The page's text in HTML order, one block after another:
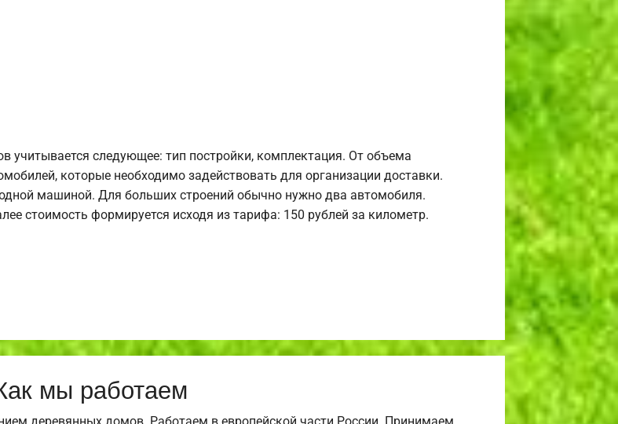
учитывается следующее: тип постройки, комплектация. От объема
которые необходимо задействовать для организации доставки.
машиной. Для больших строений обычно нужно два автомобиля.
стоимость формируется исходя из тарифа: 150 рублей за километр.
мы работаем